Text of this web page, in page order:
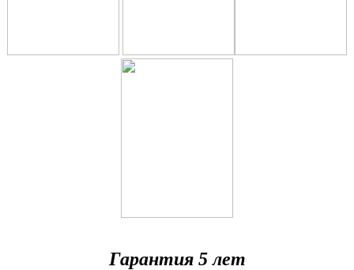
Гарантия 5 лет